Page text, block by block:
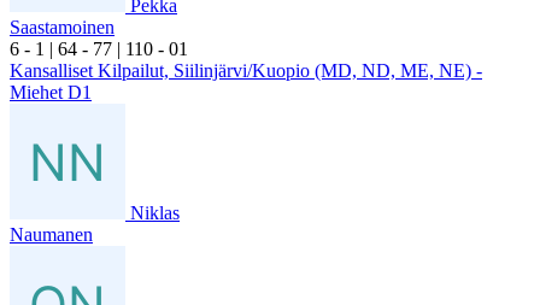
Pekka
Saastamoinen
6 - 1 | 64 - 77 | 110 - 01
Kansalliset Kilpailut, Siilinjärvi/Kuopio (MD, ND, ME, NE) -
Miehet D1
Niklas
Naumanen